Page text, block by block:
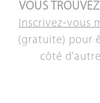
VOUS
Inscrivez-vous
(gratuite) pour
côté